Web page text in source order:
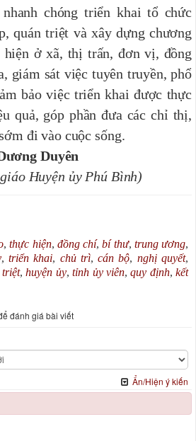
chóng triển khai tổ chức
quán triệt và xây dựng chương
ở xã, thị trấn, đơn vị, đồng
giám sát việc tuyên truyền, phổ
bảo việc triển khai được thực
quả, góp phần đưa các chỉ thị,
đi vào cuộc sống.
Duyên
Huyện ủy Phú Bình)
,thực hiện, đồng chí,bí thư, trung ương,
, triển khai, chủ trì,cán bộ, nghị quyết,
triệt,huyện ủy,tỉnh ủy viên,quy định,kết
đánh giá bài viết
Ẩn/Hiện ý kiến